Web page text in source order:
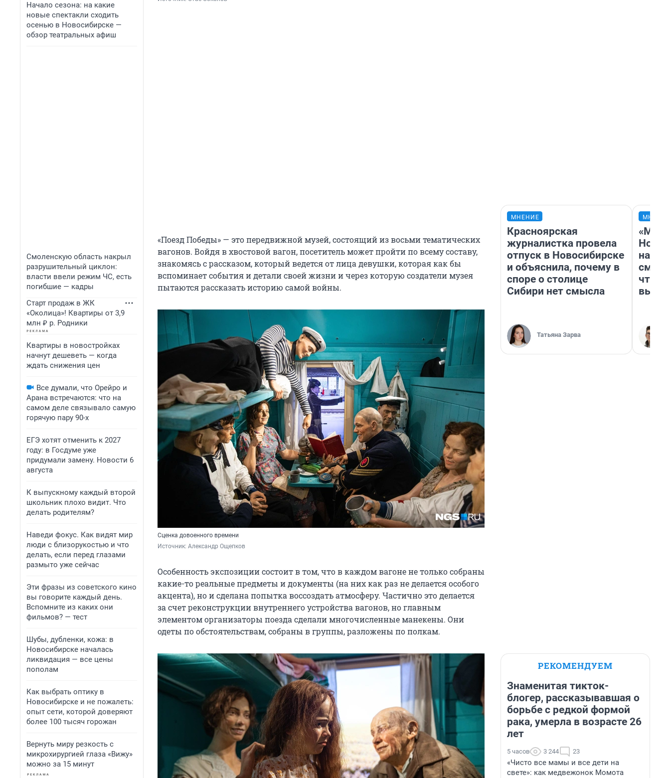
Начало сезона: на какие
новые спектакли сходить
осенью в Новосибирске —
обзор театральных афиш
Смоленскую область накрыл
разрушительный циклон:
власти ввели режим ЧС, есть
погибшие — кадры
Старт продаж в ЖК
«Околица»! Квартиры от 3,9
млн ₽ р. Родники
Квартиры в новостройках
начнут дешеветь — когда
ждать снижения цен
Все думали, что Орейро и
Арана встречаются: что на
самом деле связывало самую
горячую пару 90-х
ЕГЭ хотят отменить к 2027
году: в Госдуме уже
придумали замену. Новости 6
августа
К выпускному каждый второй
школьник плохо видит. Что
делать родителям?
Наведи фокус. Как видят мир
люди с близорукостью и что
делать, если перед глазами
размыто уже сейчас
Эти фразы из советского кино
вы говорите каждый день.
Вспомните из каких они
фильмов? — тест
Шубы, дубленки, кожа: в
Новосибирске началась
ликвидация — все цены
пополам
Как выбрать оптику в
Новосибирске и не пожалеть:
опыт сети, которой доверяют
более 100 тысяч горожан
Вернуть миру резкость с
микрохирургией глаза «Вижу»
можно за 15 минут
«Поезд Победы» — это передвижной музей, состоящий из восьми тематических
вагонов. Войдя в хвостовой вагон, посетитель может пройти по всему составу,
знакомясь с рассказом, который ведется от лица девушки, которая как бы
вспоминает события и детали своей жизни и через которую создатели музея
пытаются рассказать историю самой войны.
Сценка довоенного времени
Источник: Александр Ощепков
Особенность экспозиции состоит в том, что в каждом вагоне не только собраны
какие-то реальные предметы и документы (на них как раз не делается особого
акцента), но и сделана попытка воссоздать атмосферу. Частично это делается
за счет реконструкции внутреннего устройства вагонов, но главным
элементом организаторы поезда сделали многочисленные манекены. Они
одеты по обстоятельствам, собраны в группы, разложены по полкам.
МНЕНИЕ
Красноярская
журналистка провела
отпуск в Новосибирске
и объяснила, почему в
споре о столице
Сибири нет смысла
Татьяна Зарва
«Мы
РЕКОМЕНДУЕМ
Знаменитая тикток-
блогер, рассказывавшая о
борьбе с редкой формой
рака, умерла в возрасте 26
лет
5 часов 3 244 23
«Чисто все мамы и все дети на
свете»: как медвежонок Момота